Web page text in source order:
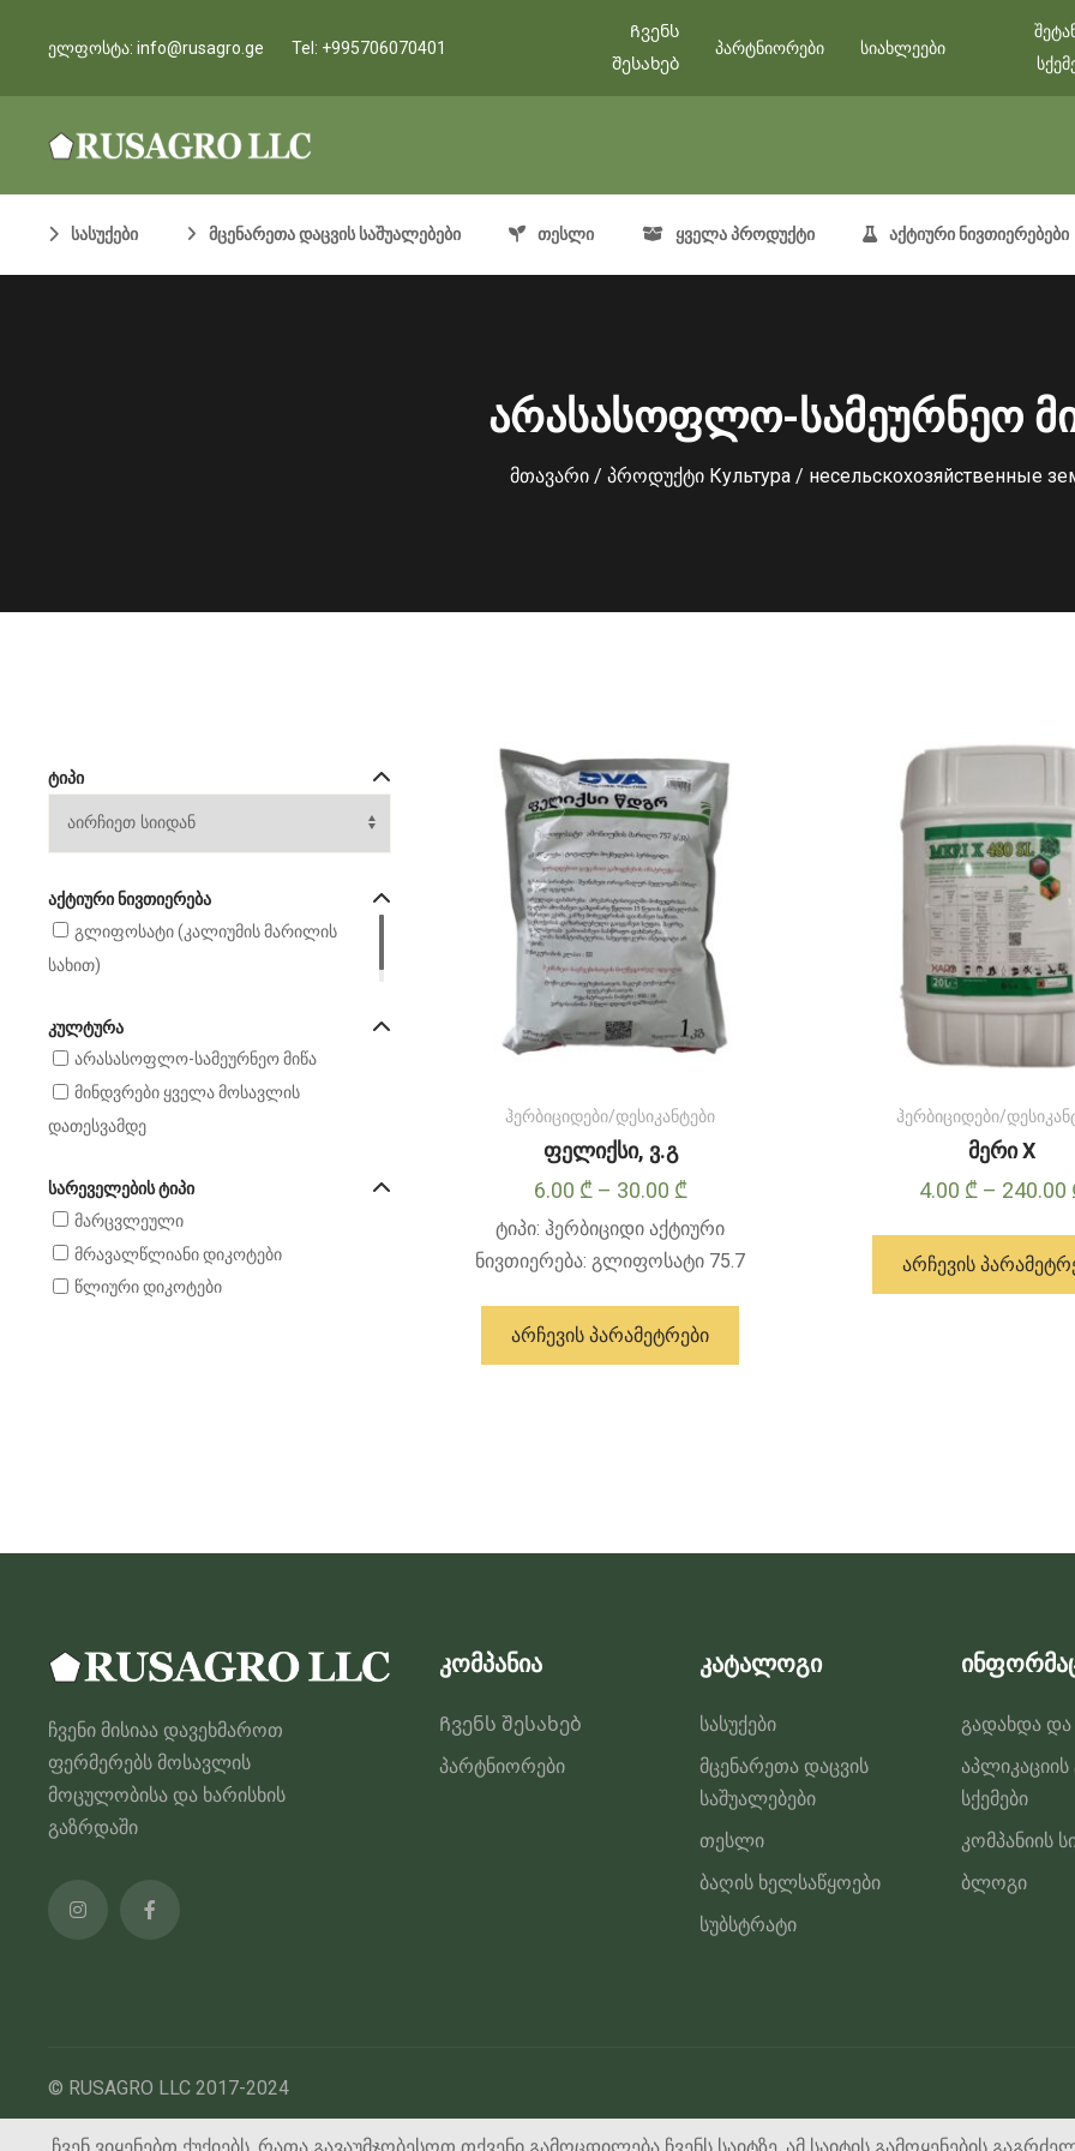
ელფოსტა: info@rusagro.ge Tel: +995706070401
Ჩვენს
შესახებ
პარტნიორები სიახლეები
სასუქები მცენარეთა დაცვის საშუალებები თესლი ყველა პროდუქტი აქტიური ნივთიერებები
არასასოფლო-სამეურნეო
მთავარი/ პროდუქტი Культура / несельскохозяйственные
ᲢᲘᲞᲘ
ᲐᲥᲢᲘᲣᲠᲘ ᲜᲘᲕᲗᲘᲔᲠᲔᲑᲐ
გლიფოსატი (კალიუმის მარილის
სახით)
ᲙᲣᲚᲢᲣᲠᲐ
არასასოფლო-სამეურნეო მიწა
მინდვრები ყველა მოსავლის
დათესვამდე
ᲡᲐᲠᲔᲕᲔᲚᲔᲑᲘᲡ ᲢᲘᲞᲘ
მარცვლეული
მრავალწლიანი დიკოტები
წლიური დიკოტები
ჰერბიციდები/დესიკანტები
ფელიქსი, ვ.გ
6.00 ₾ – 30.00 ₾Price
range:
6.00 ₾
ტიპი: ჰერბიციდი აქტიური
ნივთიერება: გლიფოსატი 75.7
ᲐᲠᲩᲔᲕᲘᲡ ᲞᲐᲠᲐᲛᲔᲢᲠᲔᲑᲘ
პროდუქტის
ჰერბიციდები/
მერი X
4.00 ₾ – 240.00
ᲐᲠᲩᲔᲕᲘᲡ
ჩვენი მისიაა დავეხმაროთ
ფერმერებს მოსავლის
მოცულობისა და ხარისხის
გაზრდაში
კომპანია
Ჩვენს შესახებ
პარტნიორები
კატალოგი
სასუქები
მცენარეთა დაცვის
საშუალებები
თესლი
ბაღის ხელსაწყოები
სუბსტრატი
გადახდა და
აპლიკაციის
სქემები
კომპანიის
ბლოგი
© RUSAGRO LLC 2017-2024